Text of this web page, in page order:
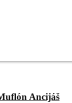
Ancijáš